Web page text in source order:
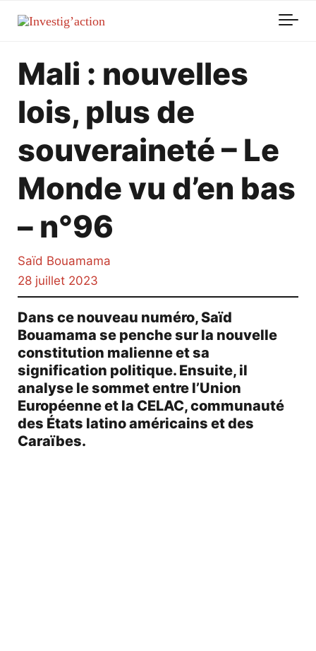
Mali : nouvelles
lois, plus de
souveraineté – Le
Monde vu d’en bas
– n°96
Saïd Bouamama
28 juillet 2023
Dans ce nouveau numéro, Saïd
Bouamama se penche sur la nouvelle
constitution malienne et sa
signification politique. Ensuite, il
analyse le sommet entre l’Union
Européenne et la CELAC, communauté
des États latino américains et des
Caraïbes.